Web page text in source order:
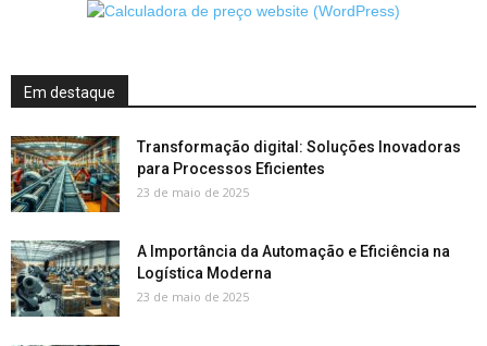
Em destaque
Transformação digital: Soluções Inovadoras
para Processos Eficientes
23 de maio de 2025
A Importância da Automação e Eficiência na
Logística Moderna
23 de maio de 2025